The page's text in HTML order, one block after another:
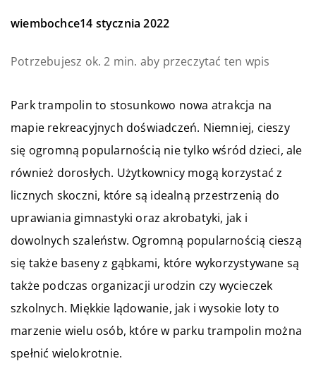
wiembochce14 stycznia 2022
Potrzebujesz ok. 2 min. aby przeczytać ten wpis
Park trampolin to stosunkowo nowa atrakcja na
mapie rekreacyjnych doświadczeń. Niemniej, cieszy
się ogromną popularnością nie tylko wśród dzieci, ale
również dorosłych. Użytkownicy mogą korzystać z
licznych skoczni, które są idealną przestrzenią do
uprawiania gimnastyki oraz akrobatyki, jak i
dowolnych szaleństw. Ogromną popularnością cieszą
się także baseny z gąbkami, które wykorzystywane są
także podczas organizacji urodzin czy wycieczek
szkolnych. Miękkie lądowanie, jak i wysokie loty to
marzenie wielu osób, które w parku trampolin można
spełnić wielokrotnie.